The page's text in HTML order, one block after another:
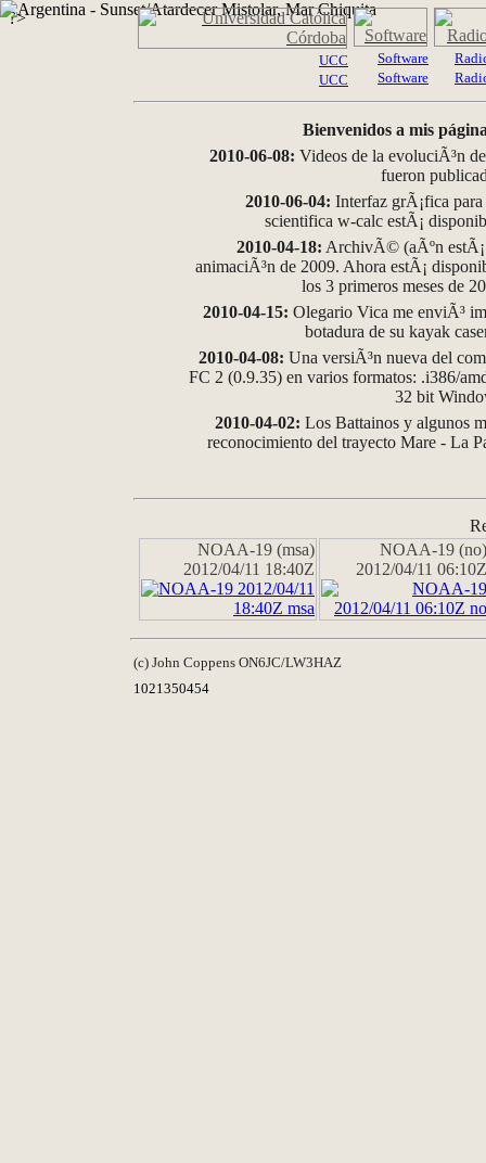
?>
UCC
UCC
Software
Software
Bienvenidos a mis
2010-06-08: Videos de la evoluciÃ³n
fueron
2010-06-04: Interfaz grÃ¡fica
scientifica w-calc estÃ¡
2010-04-18: ArchivÃ© (aÃºn
animaciÃ³n de 2009. Ahora estÃ¡
los 3 primeros meses de
2010-04-15: Olegario Vica me enviÃ³
botadura de su kayak
2010-04-08: Una versiÃ³n nueva del
FC 2 (0.9.35) en varios formatos: .i386/
32 bit
2010-04-02: Los Battainos y algunos
reconocimiento del trayecto Mare - La
NOAA-19 (msa)
2012/04/11 18:40Z
NOAA-19 (no)
2012/04/11 06:10Z
(c) John Coppens ON6JC/LW3HAZ
1021350454